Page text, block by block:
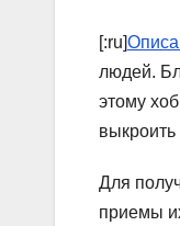
[:ru]
людей.
этому
Для
приемы